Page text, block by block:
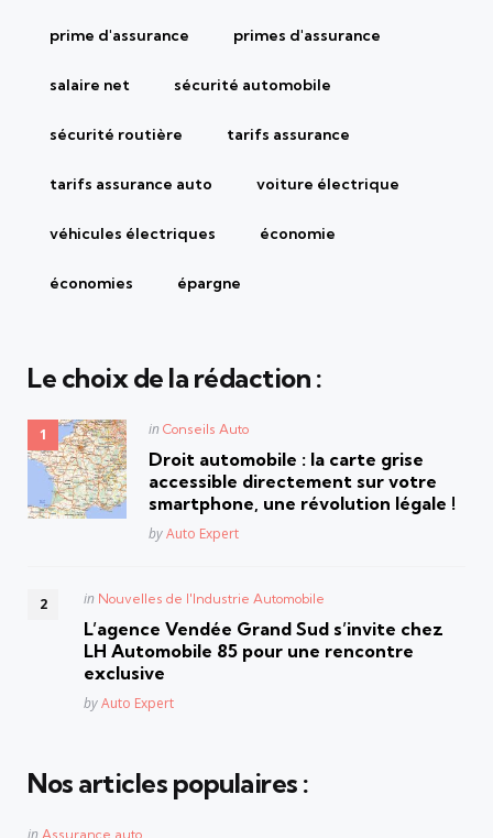
prime d'assurance primes d'assurance
salaire net sécurité automobile
sécurité routière tarifs assurance
tarifs assurance auto voiture électrique
véhicules électriques économie
économies épargne
Le choix de la rédaction :
Posted
in Conseils Auto
Droit automobile : la carte grise
accessible directement sur votre
smartphone, une révolution légale !
Posted
byAuto Expert
Posted
in Nouvelles de l'Industrie Automobile
L’agence Vendée Grand Sud s’invite chez
LH Automobile 85 pour une rencontre
exclusive
Posted
byAuto Expert
Nos articles populaires :
Posted
in Assurance auto